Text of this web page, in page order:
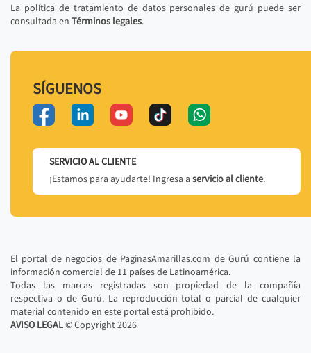
La política de tratamiento de datos personales de gurú puede ser
consultada en Términos legales.
SÍGUENOS
SERVICIO AL CLIENTE
¡Estamos para ayudarte! Ingresa a servicio al cliente.
El portal de negocios de PaginasAmarillas.com de Gurú contiene la
información comercial de 11 países de Latinoamérica.
Todas las marcas registradas son propiedad de la compañía
respectiva o de Gurú. La reproducción total o parcial de cualquier
material contenido en este portal está prohibido.
AVISO LEGAL© Copyright2026